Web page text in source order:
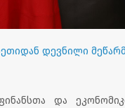
დევნილი
და